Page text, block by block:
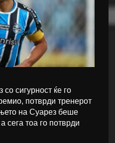
сигурност ќе го
потврди тренерот
на Суарез беше
сега тоа го потврди